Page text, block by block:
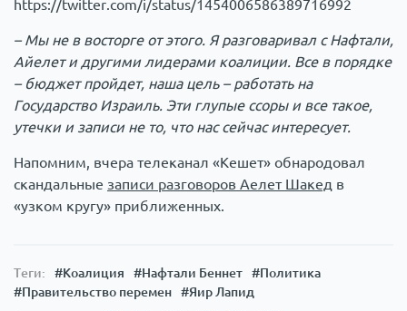
https://twitter.com/i/status/1454006586389716992
– Мы не в восторге от этого. Я разговаривал с Нафтали,
Айелет и другими лидерами коалиции. Все в порядке
– бюджет пройдет, наша цель – работать на
Государство Израиль. Эти глупые ссоры и все такое,
утечки и записи не то, что нас сейчас интересует.
Напомним, вчера телеканал «Кешет» обнародовал
скандальные записи разговоров Аелет Шакед в
«узком кругу» приближенных.
Теги: #Коалиция #Нафтали Беннет
#Политика
#Правительство перемен
#Яир Лапид